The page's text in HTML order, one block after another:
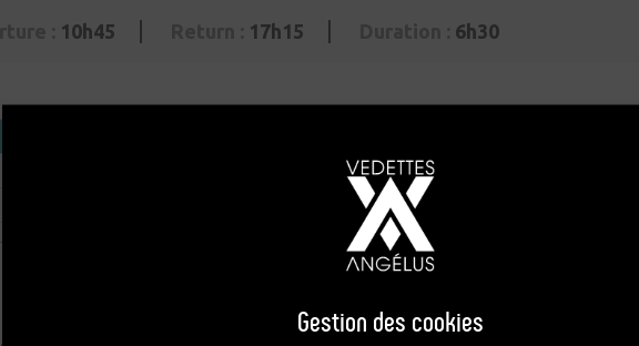
10h45 17h15 6h30
Gestion des cookies